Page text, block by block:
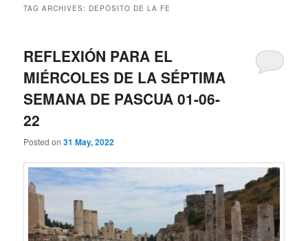
TAG ARCHIVES: DEPÓSITO DE LA FE
REFLEXIÓN PARA EL
MIÉRCOLES DE LA SÉPTIMA
SEMANA DE PASCUA 01-06-
22
Posted on31 May, 2022